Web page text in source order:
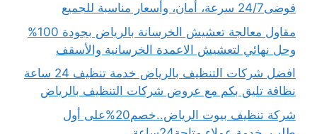
فوضى24/7 سرعة، أمان، وأسعار مناسبة للجميع
مقاول معالجة تعشيش الخرسانة بالرياض بجودة 100%
وحل نهائي لتعشيش الاعمدة الخرسانية والأسقف
افضل شركات التنظيف بالرياض خدمة تنظيف 24 ساعة
نظافة تليق بكم مع عروض شركات التنظيف بالرياض
شركة تنظيف بيوت الرياض..خصم20%على أول